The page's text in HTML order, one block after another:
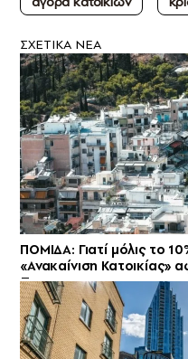
ΣXETIKA NEA
ΠΟΜΙΔΑ: Γιατί μόλις το
«Ανακαίνιση Κατοικίας»